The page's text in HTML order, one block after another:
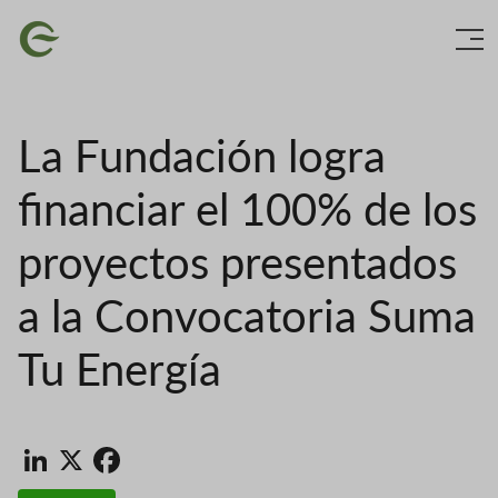
Imatge
La Fundación logra
financiar el 100% de los
proyectos presentados
a la Convocatoria Suma
Tu Energía
LinkedIn
X